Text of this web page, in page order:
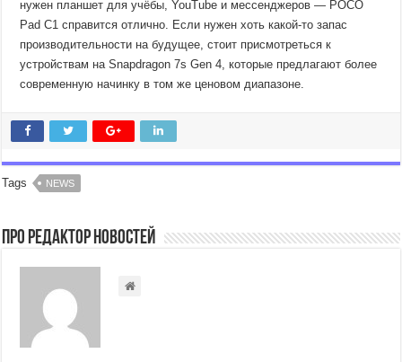
нужен планшет для учёбы, YouTube и мессенджеров — POCO
Pad C1 справится отлично. Если нужен хоть какой-то запас
производительности на будущее, стоит присмотреться к
устройствам на Snapdragon 7s Gen 4, которые предлагают более
современную начинку в том же ценовом диапазоне.
Tags NEWS
Про Редактор Новостей